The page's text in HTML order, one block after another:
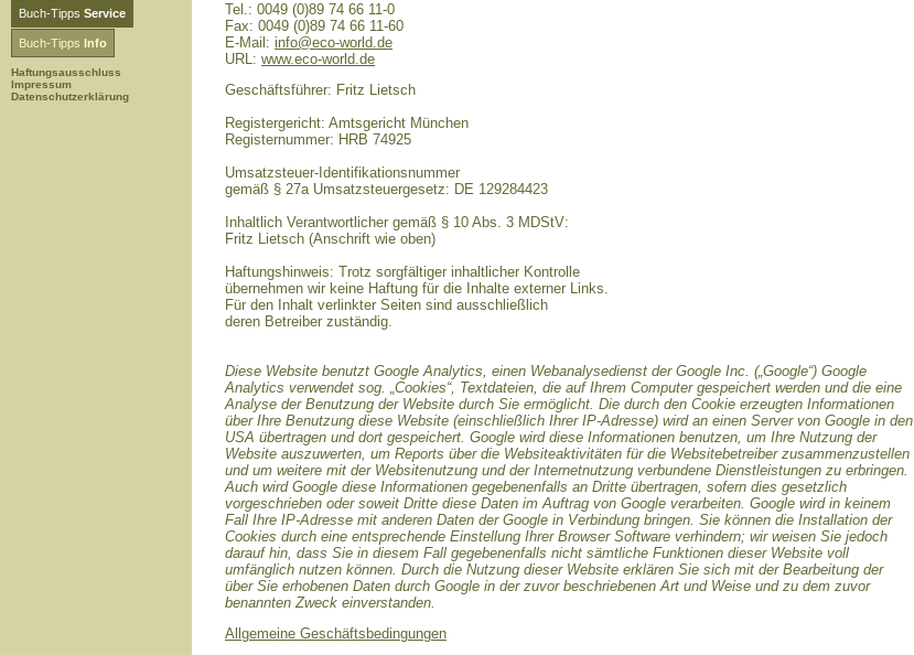
Buch-Tipps Service
Buch-Tipps Info
Haftungsausschluss
Impressum
Datenschutzerklärung
Tel.: 0049 (0)89 74 66 11-0
Fax: 0049 (0)89 74 66 11-60
E-Mail: info@eco-world.de
URL: www.eco-world.de
Geschäftsführer: Fritz Lietsch
Registergericht: Amtsgericht München
Registernummer: HRB 74925
Umsatzsteuer-Identifikationsnummer
gemäß § 27a Umsatzsteuergesetz: DE 129284423
Inhaltlich Verantwortlicher gemäß § 10 Abs. 3 MDStV:
Fritz Lietsch (Anschrift wie oben)
Haftungshinweis: Trotz sorgfältiger inhaltlicher Kontrolle
übernehmen wir keine Haftung für die Inhalte externer Links.
Für den Inhalt verlinkter Seiten sind ausschließlich
deren Betreiber zuständig.
Diese Website benutzt Google Analytics, einen Webanalysedienst der Google Inc. („Google“) Google
Analytics verwendet sog. „Cookies“, Textdateien, die auf Ihrem Computer gespeichert werden und die eine
Analyse der Benutzung der Website durch Sie ermöglicht. Die durch den Cookie erzeugten Informationen
über Ihre Benutzung diese Website (einschließlich Ihrer IP-Adresse) wird an einen Server von Google in den
USA übertragen und dort gespeichert. Google wird diese Informationen benutzen, um Ihre Nutzung der
Website auszuwerten, um Reports über die Websiteaktivitäten für die Websitebetreiber zusammenzustellen
und um weitere mit der Websitenutzung und der Internetnutzung verbundene Dienstleistungen zu erbringen.
Auch wird Google diese Informationen gegebenenfalls an Dritte übertragen, sofern dies gesetzlich
vorgeschrieben oder soweit Dritte diese Daten im Auftrag von Google verarbeiten. Google wird in keinem
Fall Ihre IP-Adresse mit anderen Daten der Google in Verbindung bringen. Sie können die Installation der
Cookies durch eine entsprechende Einstellung Ihrer Browser Software verhindern; wir weisen Sie jedoch
darauf hin, dass Sie in diesem Fall gegebenenfalls nicht sämtliche Funktionen dieser Website voll
umfänglich nutzen können. Durch die Nutzung dieser Website erklären Sie sich mit der Bearbeitung der
über Sie erhobenen Daten durch Google in der zuvor beschriebenen Art und Weise und zu dem zuvor
benannten Zweck einverstanden.
Allgemeine Geschäftsbedingungen